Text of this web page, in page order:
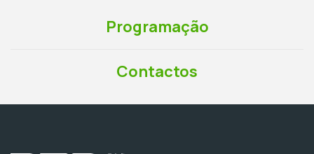
Programação
Contactos